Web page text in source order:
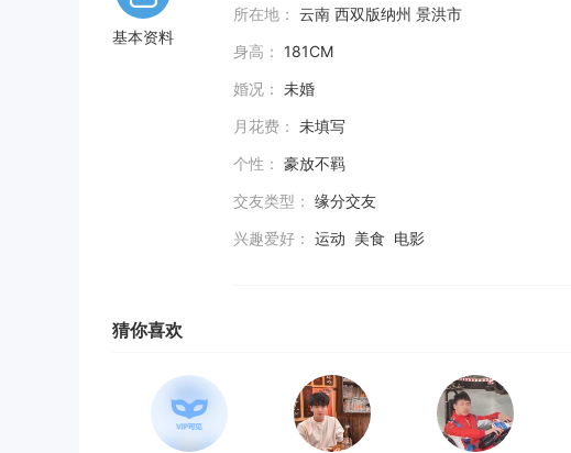
基本资料
所在地： 云南 西双版纳州 景洪市
身高：
181CM
婚况： 未婚
月花费： 未填写
个性： 豪放不羁
交友类型： 缘分交友
兴趣爱好： 运动 美食 电影
猜你喜欢